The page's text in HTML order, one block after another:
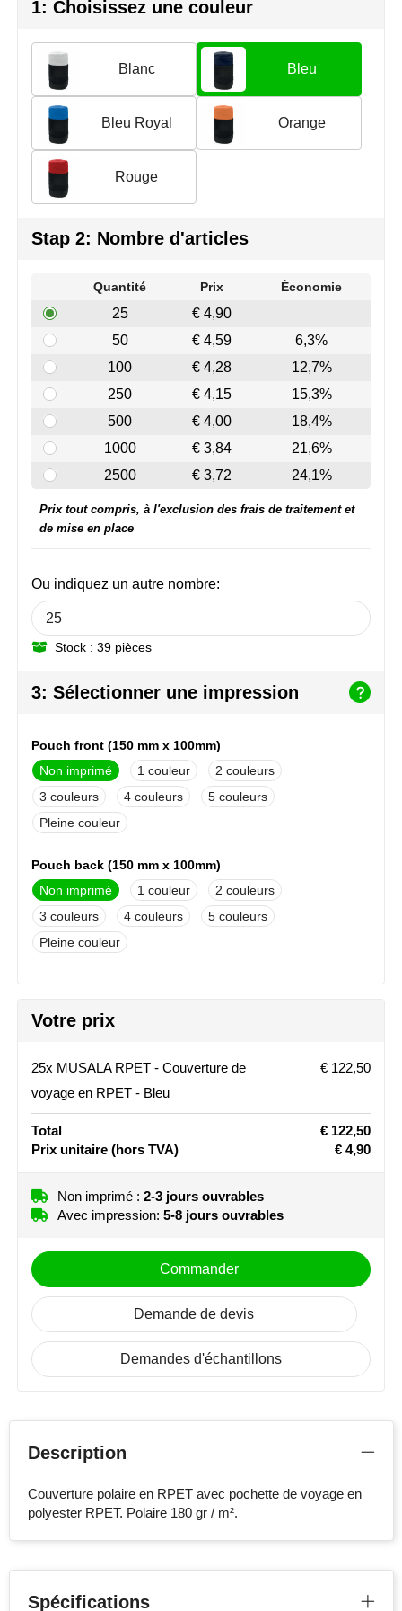
Vêtements de sport
Sacs
Sécurité, voiture & vélo
Loisirs, jeux & plein air
Vêtements de travail
Join the pipe
Kambukka
Lipton
MagLite
Marksman
Mentos
MiniMAX
Moleskine
NoStress
Ocean Bottle
Peekay
Philips
Skross
Sophie Muval
Stanley
Stilolinea
STORMaxi
Swiss Peak
1: Choisissez une couleur
Blanc Bleu
Bleu Royal Orange
Rouge
Stap 2: Nombre d'articles
Quantité Prix Économie
25
€ 4,90
50
€ 4,59
6,3%
100
€ 4,28
12,7%
250
€ 4,15
15,3%
500
€ 4,00
18,4%
1000
€ 3,84
21,6%
2500
€ 3,72 24,1%
Ou indiquez un autre nombre:
Stock : 39 pièces
Prix tout compris, à l'exclusion des frais de traitement et
de mise en place
3: Sélectionner une impression
Pouch front (150 mm x 100mm)
Non imprimé
1
2
3
4
5
Pleine couleur
Pouch back (150 mm x 100mm)
Non imprimé
1
2
3
4
5
Pleine couleur
Non imprimé
Pleine couleur
Votre prix
25x MUSALA RPET - Couverture de
voyage en RPET - Bleu
€ 122,50
Total
€ 122,50
Prix unitaire (hors TVA) € 4,90
Non imprimé : 2-3 jours ouvrables
Avec impression: 5-8 jours ouvrables
Commander
Demande de devis
Demandes d'échantillons
Description
Couverture polaire en RPET avec pochette de voyage en
polyester RPET. Polaire 180 gr / m².
Spécifications